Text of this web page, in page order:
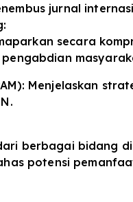
jurnal
secara
Menjelaskan
berbagai bidang
potensi